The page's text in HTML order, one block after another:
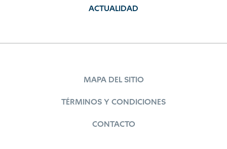
ACTUALIDAD
MAPA DEL SITIO
TÉRMINOS Y CONDICIONES
CONTACTO